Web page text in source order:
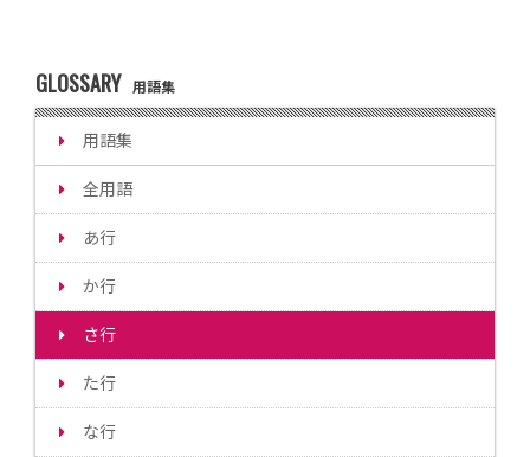
GLOSSARY 用語集
用語集
全用語
あ行
か行
さ行
た行
な行